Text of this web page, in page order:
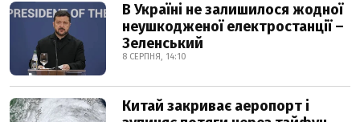
В Україні не залишилося жодної
неушкодженої електростанції –
Зеленський
8 СЕРПНЯ, 14:10
Китай закриває аеропорт і